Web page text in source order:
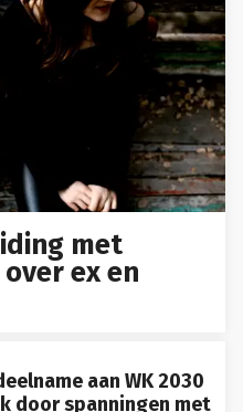
met
ex en
aan WK 2030
door spanningen met